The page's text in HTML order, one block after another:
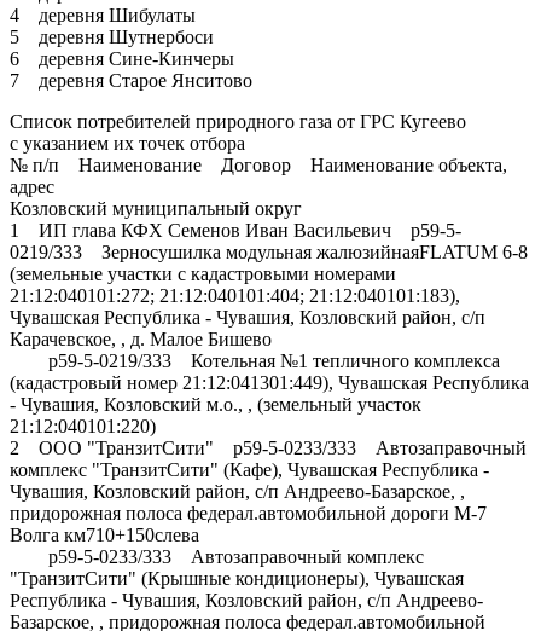
4 деревня Шибулаты
5 деревня Шутнербоси
6 деревня Сине-Кинчеры
7 деревня Старое Янситово
Список потребителей природного газа от ГРС Кугеево
с указанием их точек отбора
№ п/п Наименование Договор Наименование объекта,
адрес
Козловский муниципальный округ
1 ИП глава КФХ Семенов Иван Васильевич р59-5-
0219/333 Зерносушилка модульная жалюзийнаяFLATUM 6-8
(земельные участки с кадастровыми номерами
21:12:040101:272; 21:12:040101:404; 21:12:040101:183),
Чувашская Республика - Чувашия, Козловский район, с/п
Карачевское, , д. Малое Бишево
р59-5-0219/333 Котельная №1 тепличного комплекса
(кадастровый номер 21:12:041301:449), Чувашская Республика
- Чувашия, Козловский м.о., , (земельный участок
21:12:040101:220)
2 ООО "ТранзитСити" р59-5-0233/333 Автозаправочный
комплекс "ТранзитСити" (Кафе), Чувашская Республика -
Чувашия, Козловский район, с/п Андреево-Базарское, ,
придорожная полоса федерал.автомобильной дороги М-7
Волга км710+150слева
р59-5-0233/333 Автозаправочный комплекс
"ТранзитСити" (Крышные кондиционеры), Чувашская
Республика - Чувашия, Козловский район, с/п Андреево-
Базарское, , придорожная полоса федерал.автомобильной